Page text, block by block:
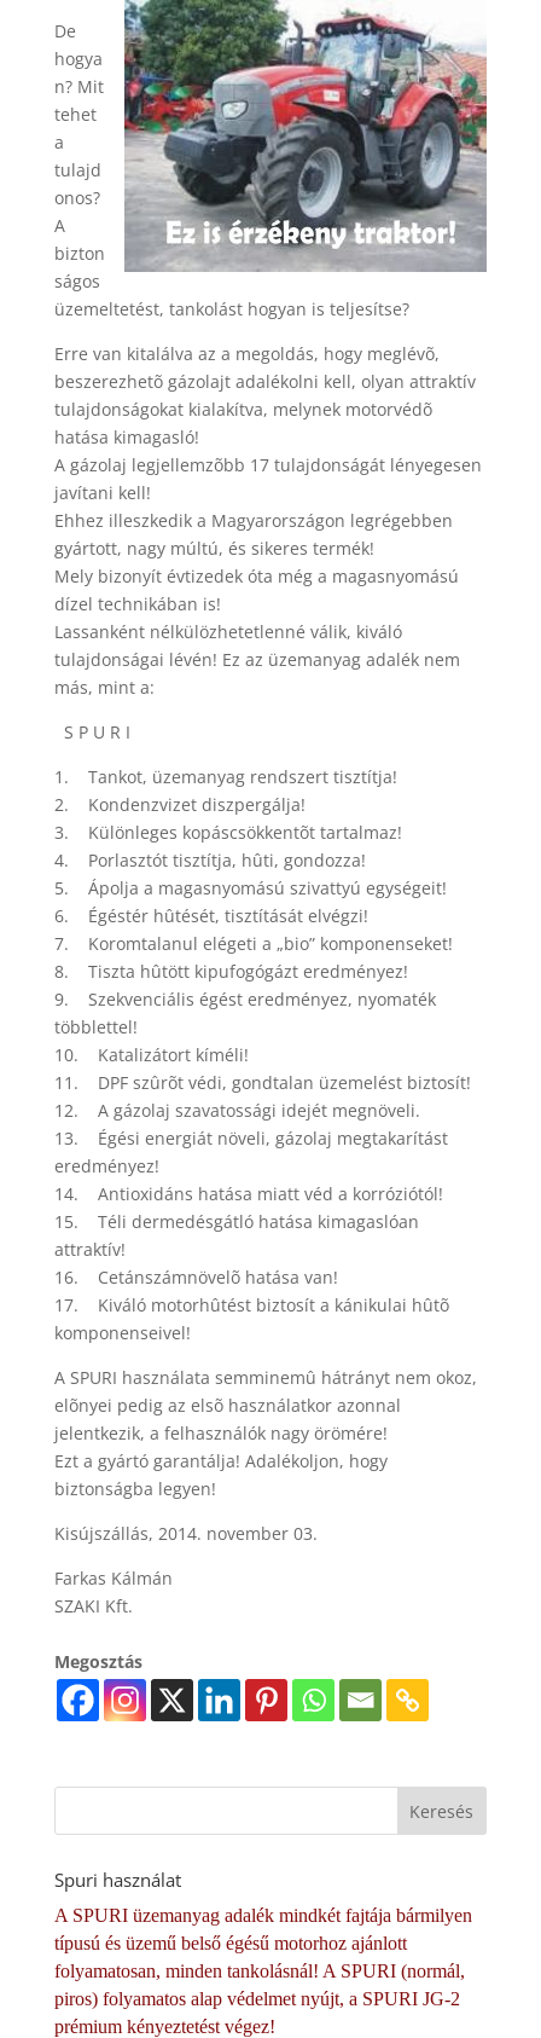
De
hogya
n? Mit
tehet
a
tulajd
onos?
A
bizton
ságos
üzemeltetést, tankolást hogyan is teljesítse?
Erre van kitalálva az a megoldás, hogy meglévõ,
beszerezhetõ gázolajt adalékolni kell, olyan attraktív
tulajdonságokat kialakítva, melynek motorvédõ
hatása kimagasló!
A gázolaj legjellemzõbb 17 tulajdonságát lényegesen
javítani kell!
Ehhez illeszkedik a Magyarországon legrégebben
gyártott, nagy múltú, és sikeres termék!
Mely bizonyít évtizedek óta még a magasnyomású
dízel technikában is!
Lassanként nélkülözhetetlenné válik, kiváló
tulajdonságai lévén! Ez az üzemanyag adalék nem
más, mint a:
S P U R I
1. Tankot, üzemanyag rendszert tisztítja!
2. Kondenzvizet diszpergálja!
3. Különleges kopáscsökkentõt tartalmaz!
4. Porlasztót tisztítja, hûti, gondozza!
5. Ápolja a magasnyomású szivattyú egységeit!
6. Égéstér hûtését, tisztítását elvégzi!
7. Koromtalanul elégeti a „bio” komponenseket!
8. Tiszta hûtött kipufogógázt eredményez!
9. Szekvenciális égést eredményez, nyomaték
többlettel!
10. Katalizátort kíméli!
11. DPF szûrõt védi, gondtalan üzemelést biztosít!
12. A gázolaj szavatossági idejét megnöveli.
13. Égési energiát növeli, gázolaj megtakarítást
eredményez!
14. Antioxidáns hatása miatt véd a korróziótól!
15. Téli dermedésgátló hatása kimagaslóan
attraktív!
16. Cetánszámnövelõ hatása van!
17. Kiváló motorhûtést biztosít a kánikulai hûtõ
komponenseivel!
A SPURI használata semminemû hátrányt nem okoz,
elõnyei pedig az elsõ használatkor azonnal
jelentkezik, a felhasználók nagy örömére!
Ezt a gyártó garantálja! Adalékoljon, hogy
biztonságba legyen!
Kisújszállás, 2014. november 03.
Farkas Kálmán
SZAKI Kft.
Megosztás
Spuri használat
A SPURI üzemanyag adalék mindkét fajtája bármilyen
típusú és üzemű belső égésű motorhoz ajánlott
folyamatosan, minden tankolásnál! A SPURI (normál,
piros) folyamatos alap védelmet nyújt, a SPURI JG-2
prémium kényeztetést végez!